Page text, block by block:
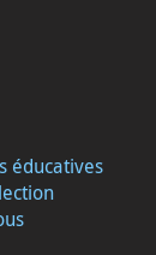
éducatives